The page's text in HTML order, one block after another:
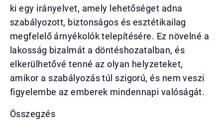
ki egy irányelvet, amely lehetőséget adna
szabályozott, biztonságos és esztétikailag
megfelelő árnyékolók telepítésére. Ez növelné a
lakosság bizalmát a döntéshozatalban, és
elkerülhetővé tenné az olyan helyzeteket,
amikor a szabályozás túl szigorú, és nem veszi
figyelembe az emberek mindennapi valóságát.
Összegzés